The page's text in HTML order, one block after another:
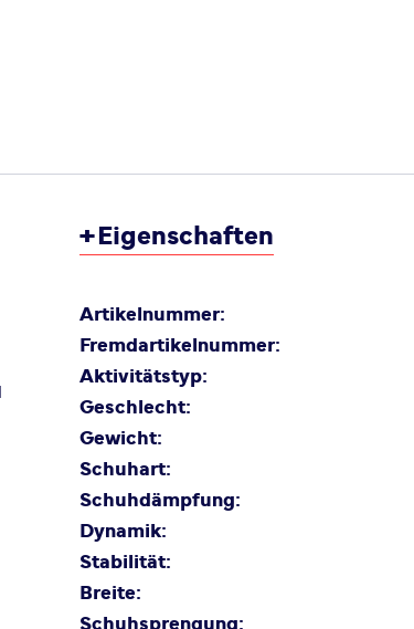
+ Eigenschaften
Artikelnummer:
Fremdartikelnummer:
Aktivitätstyp:
Geschlecht:
Gewicht:
Schuhart:
Schuhdämpfung:
Dynamik:
Stabilität:
Breite:
Schuhsprengung: